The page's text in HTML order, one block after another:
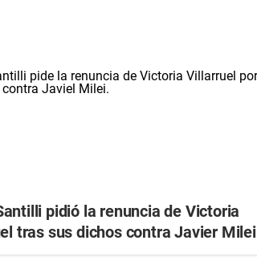
pidió la renuncia de Victoria
tras sus dichos contra Javier Milei